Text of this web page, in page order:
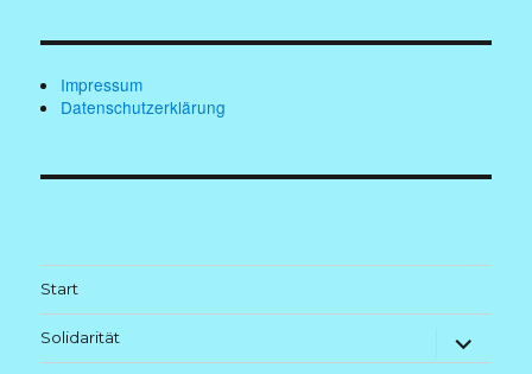
Impressum
Datenschutzerklärung
Start
Solidarität
Untermenü
anzeigen